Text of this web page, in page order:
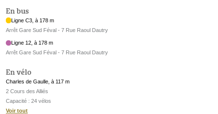
En bus
Ligne C3, à 178 m
Arrêt Gare Sud Féval - 7 Rue Raoul Dautry
Ligne 12, à 178 m
Arrêt Gare Sud Féval - 7 Rue Raoul Dautry
En vélo
Charles de Gaulle, à 117 m
2 Cours des Alliés
Capacité : 24 vélos
Voir tout